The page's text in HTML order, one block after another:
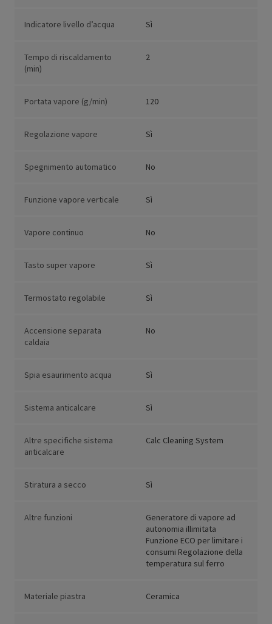
Indicatore livello d’acqua Sì
Tempo di riscaldamento
(min)
2
Portata vapore (g/min) 120
Regolazione vapore Sì
Spegnimento automatico No
Funzione vapore verticale Sì
Vapore continuo No
Tasto super vapore Sì
Termostato regolabile Sì
Accensione separata
caldaia
No
Spia esaurimento acqua Sì
Sistema anticalcare Sì
Altre specifiche sistema
anticalcare
Calc Cleaning System
Stiratura a secco Sì
Altre funzioni
Generatore di vapore ad
autonomia illimitata
Funzione ECO per limitare i
consumi Regolazione della
temperatura sul ferro
Materiale piastra Ceramica